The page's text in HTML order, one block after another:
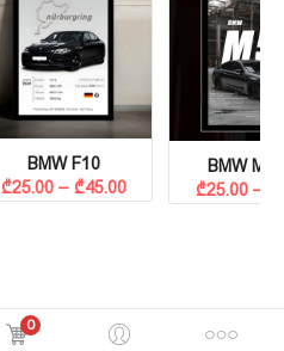
BMW F10
₾25.00 – ₾45.00Price range: ₾25.00 through ₾45.00
BMW M5
₾25.00 –
0